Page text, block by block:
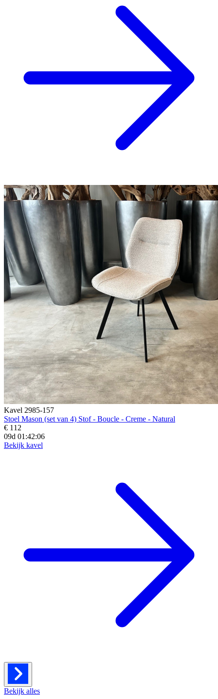
Kavel 2985-157
Stoel Mason (set van 4) Stof - Boucle - Creme - Natural
€ 112
09d 01:42:04
Bekijk kavel
Bekijk alles